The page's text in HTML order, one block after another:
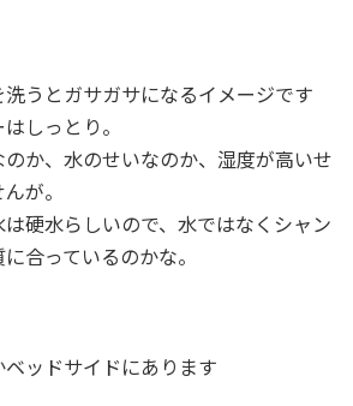
うとガサガサになるイメージです
しっとり。
か、水のせいなのか、湿度が高いせ
が。
硬水らしいので、水ではなくシャン
合っているのかな。
ッドサイドにあります